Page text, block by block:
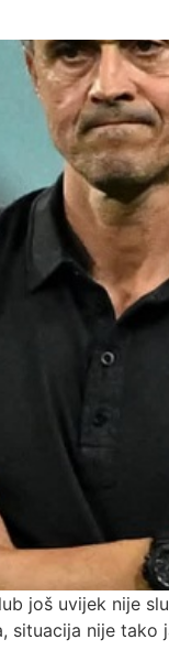
još uvijek nije
nije tako